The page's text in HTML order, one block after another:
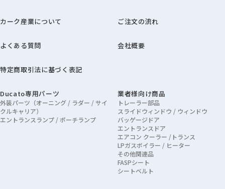
カーク産業について ご注文の流れ
よくある質問 会社概要
特定商取引法に基づく表記
Ducato専用パーツ
外装パーツ（オーニング / ラダー / サイ
クルキャリア）
エントランスランプ / ポーチランプ
業者様向け商品
トレーラー部品
スライドウィンドウ / ウィンドウ
バッゲージドア
エントランスドア
エアコン クーラー /トランス
LPガスボイラー / ヒーター
その他関連品
FASPシート
シートベルト